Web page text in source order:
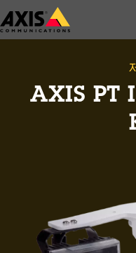
주
요
AXIS PT